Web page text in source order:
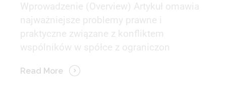
Wprowadzenie (Overview) Artykuł omawia
najważniejsze problemy prawne i
praktyczne związane z konfliktem
wspólników w spółce z ograniczon
Read More